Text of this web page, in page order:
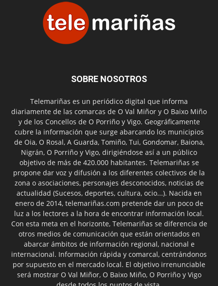
SOBRE NOSOTROS
Telemariñas es un periódico digital que informa
diariamente de las comarcas de O Val Miñor y O Baixo Miño
y de los Concellos de O Porriño y Vigo. Geográficamente
cubre la información que surge abarcando los municipios
de Oia, O Rosal, A Guarda, Tomiño, Tui, Gondomar, Baiona,
Nigrán, O Porriño y Vigo, dirigiéndose así a un público
objetivo de más de 420.000 habitantes. Telemariñas se
propone dar voz y difusión a los diferentes colectivos de la
zona o asociaciones, personajes desconocidos, noticias de
actualidad (Sucesos, deportes, cultura, ocio...). Nacida en
enero de 2014, telemariñas.com pretende dar un poco de
luz a los lectores a la hora de encontrar información local.
Con esta meta en el horizonte, Telemariñas se diferencia de
otros medios de comunicación que están orientados en
abarcar ámbitos de información regional, nacional e
internacional. Información rápida y comarcal, centrándonos
por supuesto en el mercado local. El objetivo irrenunciable
será mostrar O Val Miñor, O Baixo Miño, O Porriño y Vigo